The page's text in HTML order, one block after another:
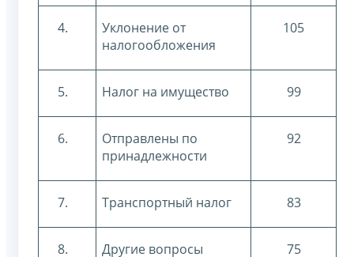
4.
Уклонение от
налогообложения
105
5. Налог на имущество 99
6.
Отправлены по
принадлежности
92
7. Транспортный налог 83
8. Другие вопросы 75